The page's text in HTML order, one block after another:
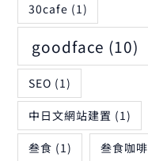
30cafe (1)
goodface (10)
SEO (1)
中日文網站建置 (1)
叁食 (1) 叁食咖啡